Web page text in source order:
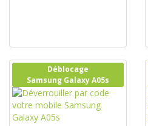
Déblocage
Samsung Galaxy A05s